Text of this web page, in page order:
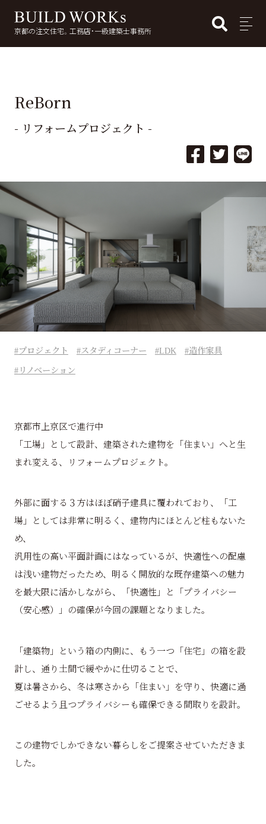
京都の注文住宅。工務店・一級建築士事務所 MENU
ReBorn
- リフォームプロジェクト -
プロジェクト スタディコーナー LDK 造作家具
リノベーション
京都市上京区で進行中
「工場」として設計、建築された建物を「住まい」へと生
まれ変える、リフォームプロジェクト。
外部に面する３方はほぼ硝子建具に覆われており、「工
場」としては非常に明るく、建物内にほとんど柱もないた
め、
汎用性の高い平面計画にはなっているが、快適性への配慮
は浅い建物だったため、明るく開放的な既存建築への魅力
を最大限に活かしながら、「快適性」と「プライバシー
（安心感）」の確保が今回の課題となりました。
「建築物」という箱の内側に、もう一つ「住宅」の箱を設
計し、通り土間で緩やかに仕切ることで、
夏は暑さから、冬は寒さから「住まい」を守り、快適に過
ごせるよう且つプライバシーも確保できる間取りを設計。
この建物でしかできない暮らしをご提案させていただきま
した。